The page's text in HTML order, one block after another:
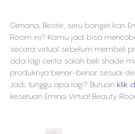
Gimana, Bestie, seru banget kan
Room ini? Kamu jadi bisa
secara virtual sebelum membeli
ada lagi cerita salah beli shade
produknya benar-benar sesuai
Jadi, tunggu apa lagi? Buruan klik
keseruan Emina Virtual Beauty